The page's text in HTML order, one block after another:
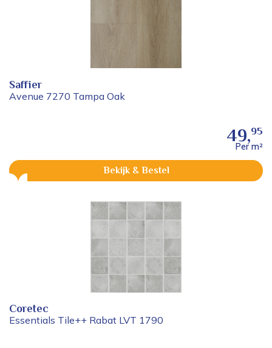
Saffier
Avenue 7270 Tampa Oak
49,95
Per m²
Bekijk & Bestel
Coretec
Essentials Tile++ Rabat LVT 1790